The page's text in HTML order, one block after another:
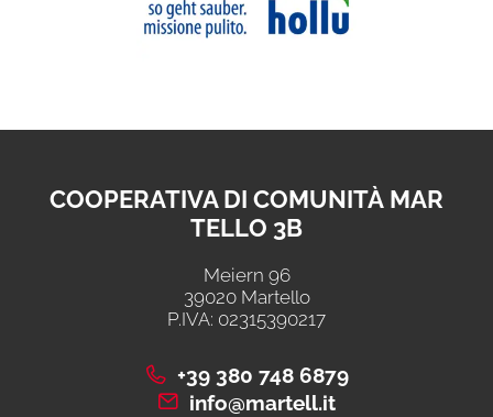
COOPERATIVA DI COMUNITÀ MAR
TELLO 3B
Meiern 96
39020 Martello
P.IVA: 02315390217
+39 380 748 6879
info@martell.it